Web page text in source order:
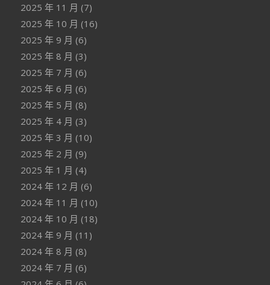
2025 年 11 月 (7)
2025 年 10 月 (16)
2025 年 9 月 (6)
2025 年 8 月 (3)
2025 年 7 月 (6)
2025 年 6 月 (6)
2025 年 5 月 (8)
2025 年 4 月 (3)
2025 年 3 月 (10)
2025 年 2 月 (9)
2025 年 1 月 (4)
2024 年 12 月 (6)
2024 年 11 月 (10)
2024 年 10 月 (18)
2024 年 9 月 (11)
2024 年 8 月 (8)
2024 年 7 月 (6)